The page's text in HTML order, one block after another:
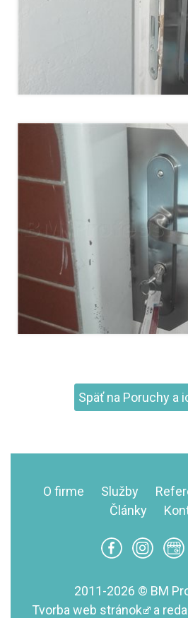
Späť na Poruchy a
O firme Služby
Články
2011-2026 © BM
Tvorba web stránok
a